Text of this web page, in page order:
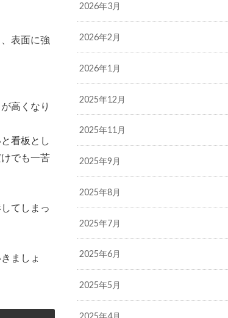
表面に強
高くなり
看板とし
でも一苦
てしまっ
ましょ
2026年3月
2026年2月
2026年1月
2025年12月
2025年11月
2025年9月
2025年8月
2025年7月
2025年6月
2025年5月
2025年4月